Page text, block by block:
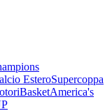
EsteroSupercoppa
BasketAmerica's